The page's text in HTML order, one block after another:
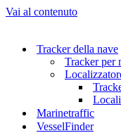
Vai al contenuto
Tracker della nave
Tracker per
Marinetraffic
VesselFinder